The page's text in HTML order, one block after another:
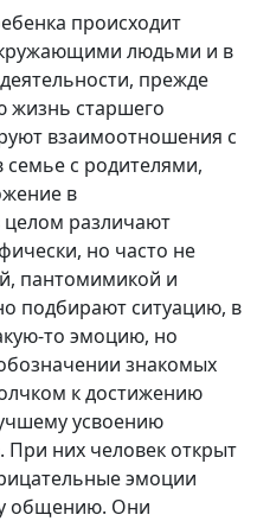
происходит
людьми и в
прежде
жизнь старшего
взаимоотношения с
с родителями,
в
целом различают
но часто не
пантомимикой и
подбирают ситуацию, в
то эмоцию, но
знакомых
к достижению
усвоению
При них человек открыт
эмоции
общению. Они